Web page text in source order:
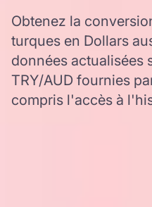
Obtenez la
turques en Dollars
données actualisées
TRY/AUD fournies
compris l'accès à